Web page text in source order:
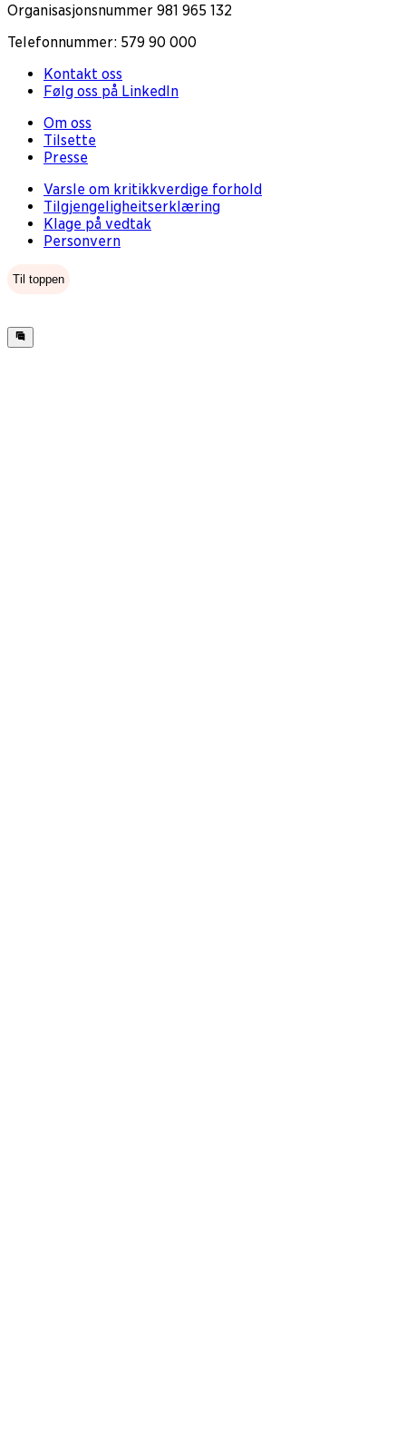
Organisasjonsnummer 981 965 132
Telefonnummer: 579 90 000
Kontakt oss
Følg oss på LinkedIn
Om oss
Tilsette
Presse
Varsle om kritikkverdige forhold
Tilgjengeligheitserklæring
Klage på vedtak
Personvern
Til toppen